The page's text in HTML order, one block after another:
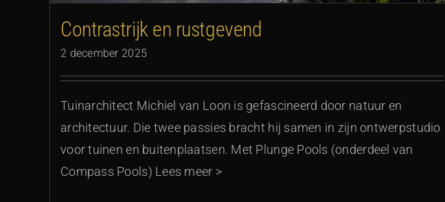
Contrastrijk en rustgevend
2 december 2025
Tuinarchitect Michiel van Loon is gefascineerd door natuur en
architectuur. Die twee passies bracht hij samen in zijn ontwerpstudio
voor tuinen en buitenplaatsen. Met Plunge Pools (onderdeel van
Compass Pools) Lees meer >